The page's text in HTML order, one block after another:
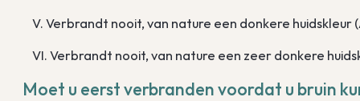
V. Verbrandt nooit, van nature een donkere huidskleur
VI. Verbrandt nooit, van nature een zeer donkere
Moet u eerst verbranden voordat u bruin